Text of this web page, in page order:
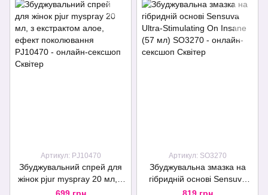
Артикул: PJ10470
Збуджувальний спрей для
жінок pjur myspray 20 мл, з
екстрактом алое, ефект
Артикул: SO3270
Збуджувальна змазка на
гібридній основі Sensuva
Ultra-Stimulating On Insane